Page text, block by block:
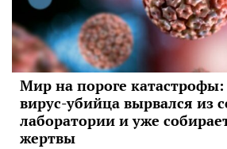
Мир на пороге
вирус-убийца вырвался из
лаборатории и уже
жертвы